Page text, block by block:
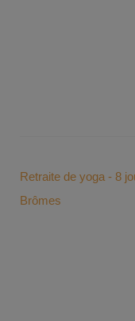
Retraite de yoga - 8
Brômes